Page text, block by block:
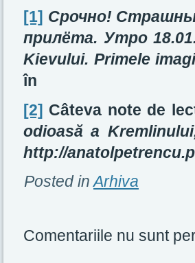
[1] Срочно!
прилёта. Утро
Kievului. Primele
în
[2] Câteva note de
odioasă a
http://
Posted in Arhiva
Comentariile nu sunt